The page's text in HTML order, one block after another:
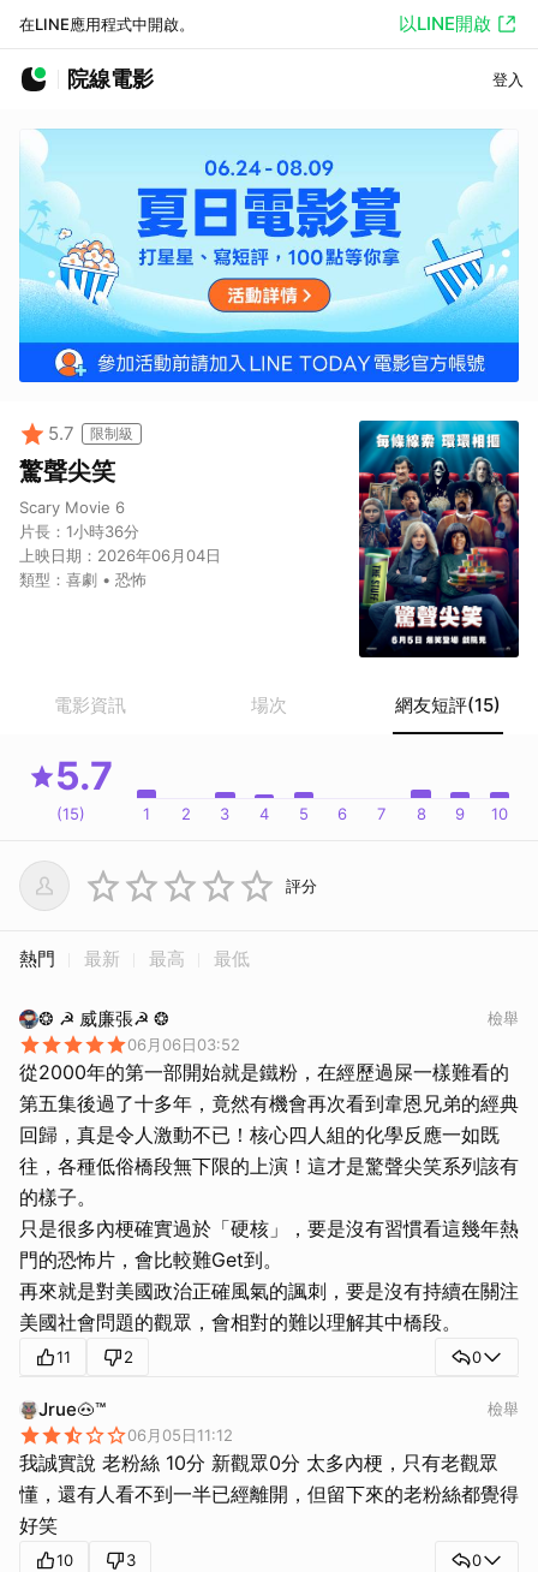
在LINE應用程式中開啟。 以LINE開啟
院線電影 登入
5.7 限制級
驚聲尖笑
Scary Movie 6
片長： 1小時36分
上映日期： 2026年06月04日
類型： 喜劇 • 恐怖
電影資訊 場次 網友短評(15)
5.7
(15) 1 2 3 4 5 6 7 8 9 10
評分
熱門 最新 最高 最低
❂ ☭ 威廉張☭ ❂
06月06日03:52
檢舉
從2000年的第一部開始就是鐵粉，在經歷過屎一樣難看的
第五集後過了十多年，竟然有機會再次看到韋恩兄弟的經典
回歸，真是令人激動不已！核心四人組的化學反應一如既
往，各種低俗橋段無下限的上演！這才是驚聲尖笑系列該有
的樣子。
只是很多內梗確實過於「硬核」，要是沒有習慣看這幾年熱
門的恐怖片，會比較難Get到。
再來就是對美國政治正確風氣的諷刺，要是沒有持續在關注
美國社會問題的觀眾，會相對的難以理解其中橋段。
11 2 0
Jrue🐽™
06月05日11:12
檢舉
我誠實說 老粉絲 10分 新觀眾0分 太多內梗，只有老觀眾
懂，還有人看不到一半已經離開，但留下來的老粉絲都覺得
好笑
10 3 0